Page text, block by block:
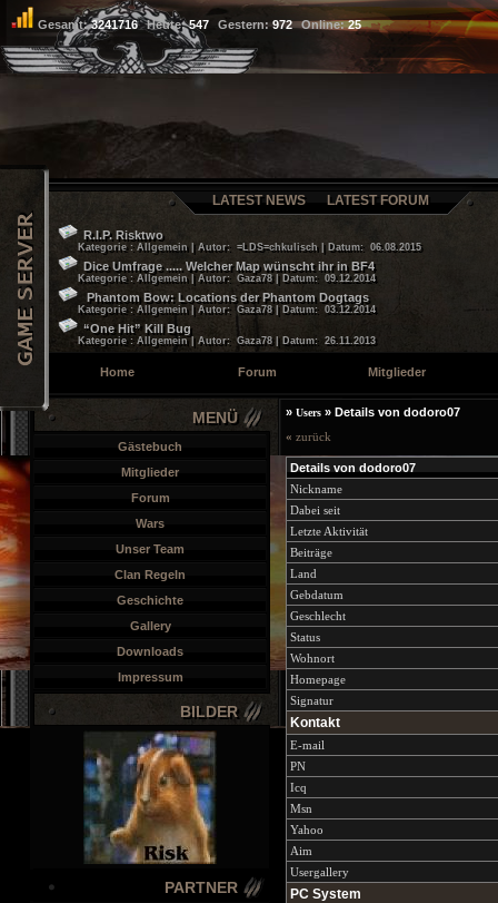
Gesamt:3241716 Heute:547 Gestern:972 Online:25
LATEST NEWS LATEST FORUM
R.I.P. Risktwo
Kategorie : Allgemein | Autor: =LDS=chkulisch | Datum: 06.08.2015
Dice Umfrage ..... Welcher Map wünscht ihr in BF4
Kategorie : Allgemein | Autor: Gaza78 | Datum: 09.12.2014
Phantom Bow: Locations der Phantom Dogtags
Kategorie : Allgemein | Autor: Gaza78 | Datum: 03.12.2014
“One Hit” Kill Bug
Kategorie : Allgemein | Autor: Gaza78 | Datum: 26.11.2013
Home Forum Mitglieder
MENÜ
Gästebuch
Mitglieder
Forum
Wars
Unser Team
Clan Regeln
Geschichte
Gallery
Downloads
Impressum
BILDER
PARTNER
» Users » Details von dodoro07
« zurück
Details von dodoro07
Nickname
Dabei seit
Letzte Aktivität
Beiträge
Land
Gebdatum
Geschlecht
Status
Wohnort
Homepage
Signatur
Kontakt
E-mail
PN
Icq
Msn
Yahoo
Aim
Usergallery
PC System